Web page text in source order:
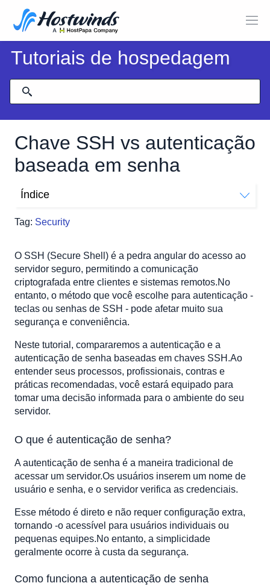
Tutoriais de hospedagem
Chave SSH vs autenticação
baseada em senha
Tag: Security
Índice
Como funciona a autenticação de senha
O que é autenticação baseada em chave SSH?
Como funciona a autenticação baseada em chave
Prós e contras da autenticação baseada em chave
Principais diferenças entre as chaves ssh e as senhas
Quando você deve usar cada método de autenticação?
Autenticação de senha
Autenticação baseada em chaves
Configurando a autenticação baseada em chave SSH
Etapa 1: gerar teclas SSH
Etapa 2: transfira a chave pública para o servidor
mas recomendada)
Pensamentos finais
Perguntas frequentes
O SSH (Secure Shell) é a pedra angular do acesso ao
servidor seguro, permitindo a comunicação
criptografada entre clientes e sistemas remotos.No
entanto, o método que você escolhe para autenticação -
teclas ou senhas de SSH - pode afetar muito sua
segurança e conveniência.
Neste tutorial, compararemos a autenticação e a
autenticação de senha baseadas em chaves SSH.Ao
entender seus processos, profissionais, contras e
práticas recomendadas, você estará equipado para
tomar uma decisão informada para o ambiente do seu
servidor.
O que é autenticação de senha?
A autenticação de senha é a maneira tradicional de
acessar um servidor.Os usuários inserem um nome de
usuário e senha, e o servidor verifica as credenciais.
Esse método é direto e não requer configuração extra,
tornando -o acessível para usuários individuais ou
pequenas equipes.No entanto, a simplicidade
geralmente ocorre à custa da segurança.
Como funciona a autenticação de senha